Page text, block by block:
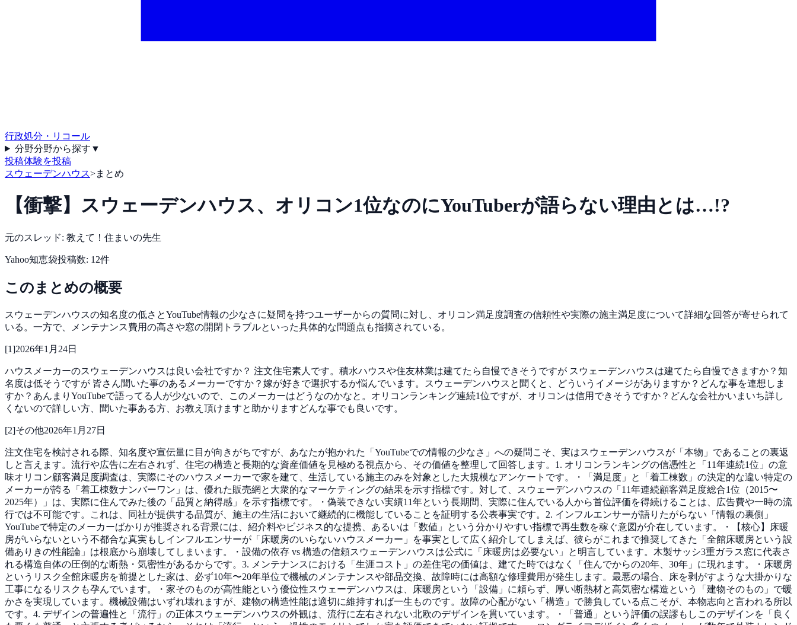
行政処分・リコール
分野分野から探す ▼
投稿体験を投稿
スウェーデンハウス>まとめ
【衝撃】スウェーデンハウス、オリコン1位なのにYouTuberが語らない理由とは…!?
元のスレッド: 教えて！住まいの先生
Yahoo知恵袋投稿数: 12件
このまとめの概要
スウェーデンハウスの知名度の低さとYouTube情報の少なさに疑問を持つユーザーからの質問に対し、オリコン満足度調査の信頼性や実際の施主満足度について詳細な回答が寄せられて
いる。一方で、メンテナンス費用の高さや窓の開閉トラブルといった具体的な問題点も指摘されている。
[1]2026年1月24日
ハウスメーカーのスウェーデンハウスは良い会社ですか？ 注文住宅素人です。積水ハウスや住友林業は建てたら自慢できそうですが スウェーデンハウスは建てたら自慢できますか？知
名度は低そうですが 皆さん聞いた事のあるメーカーですか？嫁が好きで選択するか悩んでいます。スウェーデンハウスと聞くと、どういうイメージがありますか？どんな事を連想しま
すか？あんまりYouTubeで語ってる人が少ないので、このメーカーはどうなのかなと。オリコンランキング連続1位ですが、オリコンは信用できそうですか？どんな会社かいまいち詳し
くないので詳しい方、聞いた事ある方、お教え頂けますと助かりますどんな事でも良いです。
[2]その他2026年1月27日
注文住宅を検討される際、知名度や宣伝量に目が向きがちですが、あなたが抱かれた「YouTubeでの情報の少なさ」への疑問こそ、実はスウェーデンハウスが「本物」であることの裏返
しと言えます。流行や広告に左右されず、住宅の構造と長期的な資産価値を見極める視点から、その価値を整理して回答します。1. オリコンランキングの信憑性と「11年連続1位」の意
味オリコン顧客満足度調査は、実際にそのハウスメーカーで家を建て、生活している施主のみを対象とした大規模なアンケートです。・「満足度」と「着工棟数」の決定的な違い特定の
メーカーが誇る「着工棟数ナンバーワン」は、優れた販売網と大衆的なマーケティングの結果を示す指標です。対して、スウェーデンハウスの「11年連続顧客満足度総合1位（2015〜
2025年）」は、実際に住んでみた後の「品質と納得感」を示す指標です。・偽装できない実績11年という長期間、実際に住んでいる人から首位評価を得続けることは、広告費や一時の流
行では不可能です。これは、同社が提供する品質が、施主の生活において継続的に機能していることを証明する公表事実です。2. インフルエンサーが語りたがらない「情報の裏側」
YouTubeで特定のメーカーばかりが推奨される背景には、紹介料やビジネス的な提携、あるいは「数値」という分かりやすい指標で再生数を稼ぐ意図が介在しています。・【核心】床暖
房がいらないという不都合な真実もしインフルエンサーが「床暖房のいらないハウスメーカー」を事実として広く紹介してしまえば、彼らがこれまで推奨してきた「全館床暖房という設
備ありきの性能論」は根底から崩壊してしまいます。・設備の依存 vs 構造の信頼スウェーデンハウスは公式に「床暖房は必要ない」と明言しています。木製サッシ3重ガラス窓に代表さ
れる構造自体の圧倒的な断熱・気密性があるからです。3. メンテナンスにおける「生涯コスト」の差住宅の価値は、建てた時ではなく「住んでからの20年、30年」に現れます。・床暖房
というリスク全館床暖房を前提とした家は、必ず10年〜20年単位で機械のメンテナンスや部品交換、故障時には高額な修理費用が発生します。最悪の場合、床を剥がすような大掛かりな
工事になるリスクも孕んでいます。・家そのものが高性能という優位性スウェーデンハウスは、床暖房という「設備」に頼らず、厚い断熱材と高気密な構造という「建物そのもの」で暖
かさを実現しています。機械設備はいずれ壊れますが、建物の構造性能は適切に維持すれば一生ものです。故障の心配がない「構造」で勝負している点こそが、本物志向と言われる所以
です。4. デザインの普遍性と「流行」の正体スウェーデンハウスの外観は、流行に左右されない北欧のデザインを貫いています。・「普通」という評価の誤謬もしこのデザインを「良く